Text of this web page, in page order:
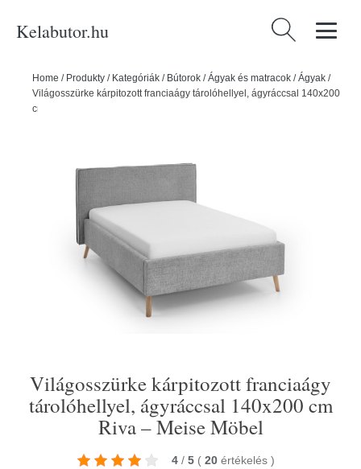
Kelabutor.hu Keresés:
Home / Produkty / Kategóriák / Bútorok /Ágyak és matracok /Ágyak /
Világosszürke kárpitozott franciaágy tárolóhellyel, ágyráccsal 140x200
cm Riva – Meise Möbel
Világosszürke kárpitozott franciaágy
tárolóhellyel, ágyráccsal 140x200 cm
Riva – Meise Möbel
4 / 5 ( 20 értékelés )